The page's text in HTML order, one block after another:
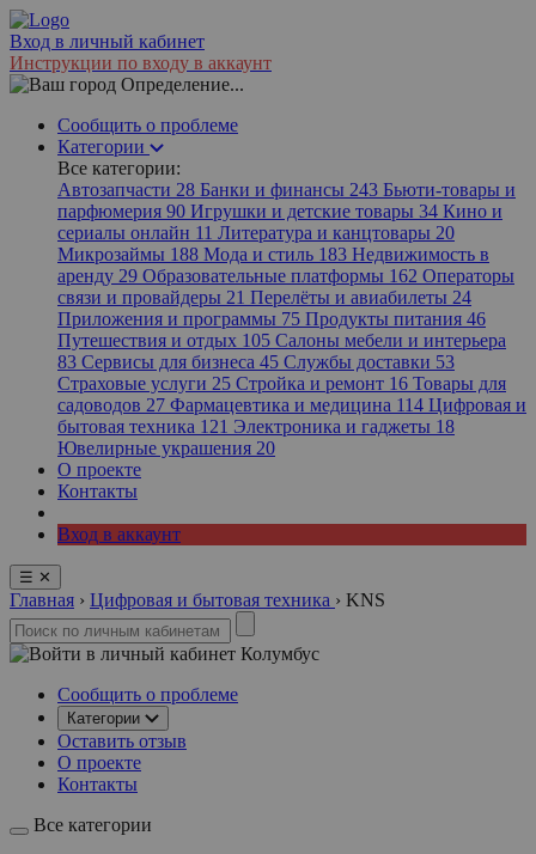
Вход в личный кабинет
Инструкции по входу в аккаунт
Определение...
Сообщить о проблеме
Категории
Все категории:
Автозапчасти 28 Банки и финансы 243 Бьюти-товары и
парфюмерия 90 Игрушки и детские товары 34 Кино и
сериалы онлайн 11 Литература и канцтовары 20
Микрозаймы 188 Мода и стиль 183 Недвижимость в
аренду 29 Образовательные платформы 162 Операторы
связи и провайдеры 21 Перелёты и авиабилеты 24
Приложения и программы 75 Продукты питания 46
Путешествия и отдых 105 Салоны мебели и интерьера
83 Сервисы для бизнеса 45 Службы доставки 53
Страховые услуги 25 Стройка и ремонт 16 Товары для
садоводов 27 Фармацевтика и медицина 114 Цифровая и
бытовая техника 121 Электроника и гаджеты 18
Ювелирные украшения 20
О проекте
Контакты
Вход в аккаунт
☰ ✕
Главная › Цифровая и бытовая техника › KNS
Колумбус
Сообщить о проблеме
Категории
Оставить отзыв
О проекте
Контакты
Все категории